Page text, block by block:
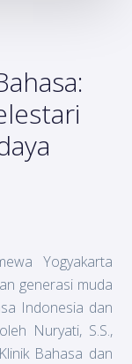
Yogyakarta
generasi muda
Indonesia dan
Nuryati, S.S.,
Bahasa dan